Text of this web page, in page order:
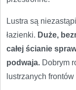
Lustra są
łazienki. Duże,
całej ścianie
podwaja. Dobrym
lustrzanych